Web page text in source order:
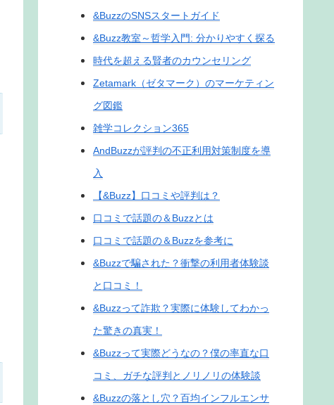
&BuzzのSNSスタートガイド
&Buzz教室～哲学入門: 分かりやすく探る
時代を超える賢者のカウンセリング
Zetamark（ゼタマーク）のマーケティン
グ図鑑
雑学コレクション365
AndBuzzが評判の不正利用対策制度を導
入
【&Buzz】口コミや評判は？
口コミで話題の＆Buzzとは
口コミで話題の＆Buzzを参考に
&Buzzで騙された？衝撃の利用者体験談
と口コミ！
&Buzzって詐欺？実際に体験してわかっ
た驚きの真実！
&Buzzって実際どうなの？僕の率直な口
コミ、ガチな評判とノリノリの体験談
&Buzzの落とし穴？百均インフルエンサ